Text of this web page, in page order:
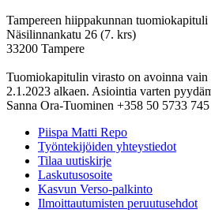
Tampereen hiippakunnan tuomiokapituli
Näsilinnankatu 26 (7. krs)
33200 Tampere
Tuomiokapitulin virasto on avoinna vain
2.1.2023 alkaen. Asiointia varten
Sanna Ora-Tuominen +358 50 5733
Piispa Matti Repo
Työntekijöiden yhteystiedot
Tilaa uutiskirje
Laskutusosoite
Kasvun Verso-palkinto
Ilmoittautumisten peruutusehdot